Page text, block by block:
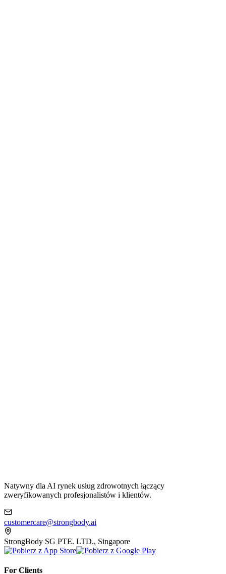
Natywny dla AI rynek usług zdrowotnych łączący
zweryfikowanych profesjonalistów i klientów.
customercare@strongbody.ai
StrongBody SG PTE. LTD., Singapore
For Clients